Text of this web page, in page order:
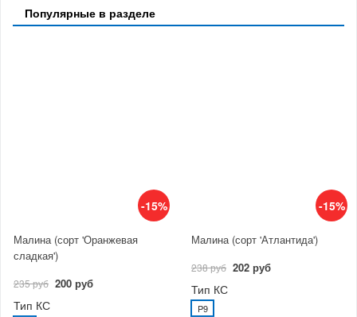
Популярные в разделе
-15%
Малина (сорт 'Оранжевая
сладкая')
235 руб 200 руб
Тип КС
-15%
Малина (сорт 'Атлантида')
238 руб 202 руб
Тип КС
P9